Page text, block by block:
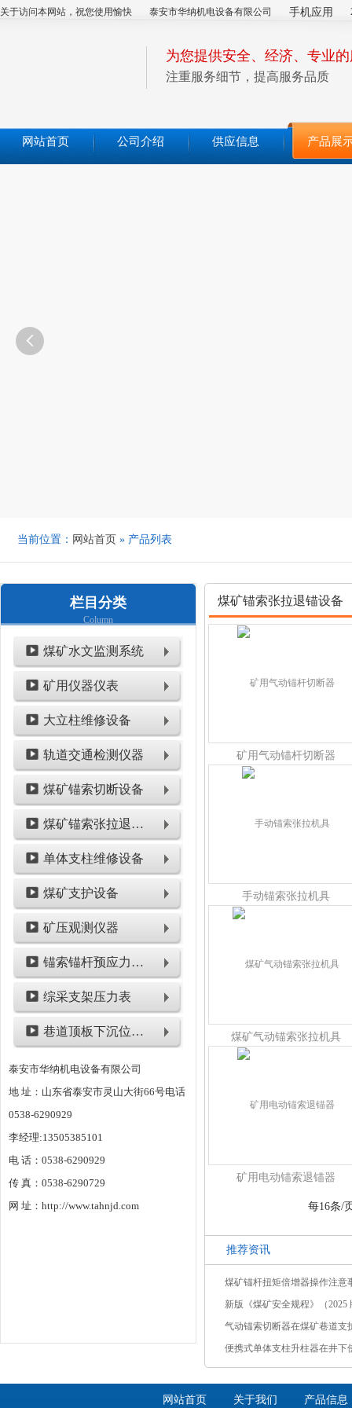
关于访问本网站，祝您使用愉快 泰安市华纳机电设备有限公司 手机应用
为您提供安全、经济、专业
注重服务细节，提高服务品质
网站首页 公司介绍 供应信息 产品展

当前位置： 网站首页 » 产品列表
栏目分类
Column
煤矿水文监测系统
矿用仪器仪表
大立柱维修设备
轨道交通检测仪器
煤矿锚索切断设备
煤矿锚索张拉退锚设备
单体支柱维修设备
煤矿支护设备
矿压观测仪器
锚索锚杆预应力检测设备
综采支架压力表
巷道顶板下沉位移类仪表
泰安市华纳机电设备有限公司
地 址：山东省泰安市灵山大街66号电话
0538-6290929
李经理:13505385101
电 话：0538-6290929
传 真：0538-6290729
网 址：http://www.tahnjd.com
煤矿锚索张拉退锚设备
矿用气动锚杆切断器
手动锚索张拉机具
煤矿气动锚索张拉机具
矿用电动锚索退锚器
每16条/
推荐资讯
煤矿锚杆扭矩倍增器操作注意
新版《煤矿安全规程》（2025
气动锚索切断器在煤矿巷道支
便携式单体支柱升柱器在井下
网站首页 关于我们 产品信息